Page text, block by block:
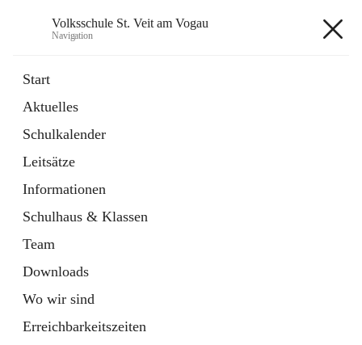
Volksschule St. Veit am Vogau
Navigation
Start
Aktuelles
Schulkalender
Leitsätze
Informationen
Schulhaus & Klassen
Team
Downloads
Wo wir sind
Erreichbarkeitszeiten